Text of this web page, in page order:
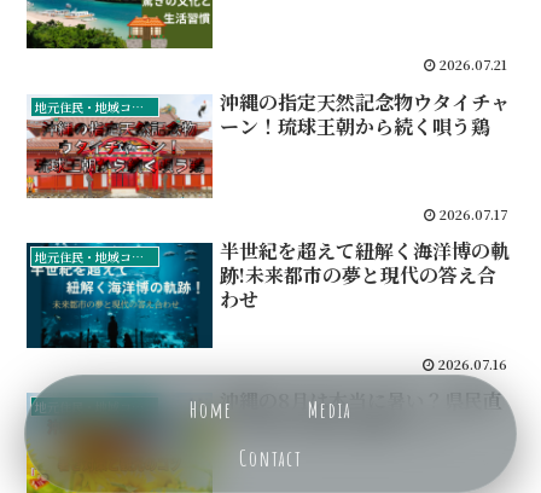
Home
Media
Contact
2026.07.21
地元住民・地域コミュニティ
沖縄の指定天然記念物ウタイチャ
ーン！琉球王朝から続く唄う鶏
2026.07.17
地元住民・地域コミュニティ
半世紀を超えて紐解く海洋博の軌
跡!未来都市の夢と現代の答え合
わせ
2026.07.16
沖縄の8月は本当に暑い？県民直
伝の暑さ対策と観光のコツ